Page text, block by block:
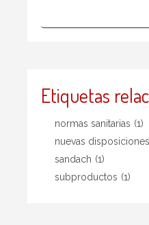
Etiquetas
normas sanitarias (1)
nuevas disposiciones
sandach (1)
subproductos (1)